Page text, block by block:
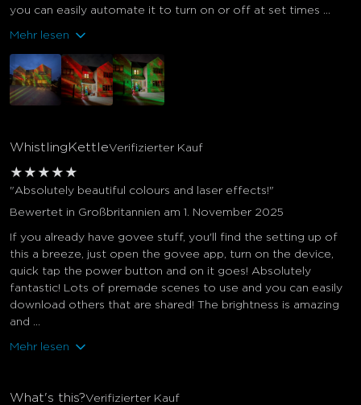
you can easily automate it to turn on or off at set times ...
Mehr lesen
WhistlingKettleVerifizierter Kauf
★ ★ ★ ★ ★
"Absolutely beautiful colours and laser effects!"
Bewertet in Großbritannien am 1. November 2025
If you already have govee stuff, you'll find the setting up of
this a breeze, just open the govee app, turn on the device,
quick tap the power button and on it goes! Absolutely
fantastic! Lots of premade scenes to use and you can easily
download others that are shared! The brightness is amazing
and ...
Mehr lesen
What's this?Verifizierter Kauf